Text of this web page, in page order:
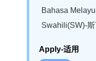
Bahasa
Swahili(SW)-
Apply-适用